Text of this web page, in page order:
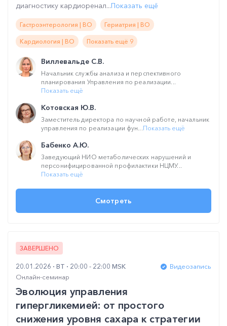
диагностику кардиоренал...Показать ещё
Гастроэнтерология | ВО Гериатрия | ВО
Кардиология | ВО Показать ещё 9
Виллевальде С.В.
Начальник службы анализа и перспективного
планирования Управления по реализации...
Показать ещё
Котовская Ю.В.
Заместитель директора по научной работе, начальник
управления по реализации фун...Показать ещё
Бабенко А.Ю.
Заведующий НИО метаболических нарушений и
персонифицированной профилактики НЦМУ...
Показать ещё
Смотреть
ЗАВЕРШЕНО
20.01.2026 ВТ 20:00 - 22:00 MSK
Видеозапись
Онлайн-семинар
Эволюция управления
гипергликемией: от простого
снижения уровня сахара к стратегии